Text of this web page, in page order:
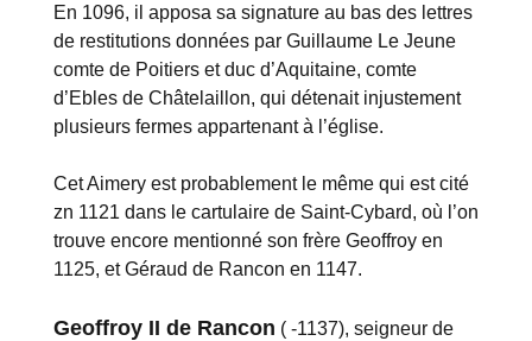
En 1096, il apposa sa signature au bas des lettres
de restitutions données par Guillaume Le Jeune
comte de Poitiers et duc d’Aquitaine, comte
d’Ebles de Châtelaillon, qui détenait injustement
plusieurs fermes appartenant à l’église.
Cet Aimery est probablement le même qui est cité
zn 1121 dans le cartulaire de Saint-Cybard, où l’on
trouve encore mentionné son frère Geoffroy en
1125, et Géraud de Rancon en 1147.
Geoffroy II de Rancon ( -1137), seigneur de